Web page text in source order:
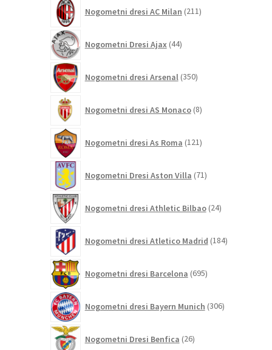
Nogometni dresi AC Milan 211izdelkov
Nogometni Dresi Ajax 44izdelkov
Nogometni dresi Arsenal 350izdelkov
Nogometni dresi AS Monaco 8izdelkov
Nogometni dresi As Roma 121izdelkov
Nogometni Dresi Aston Villa 71izdelkov
Nogometni dresi Athletic Bilbao 24izdelkov
Nogometni dresi Atletico Madrid 184izdelkov
Nogometni dresi Barcelona 695izdelkov
Nogometni dresi Bayern Munich 306izdelkov
Nogometni Dresi Benfica 26izdelkov